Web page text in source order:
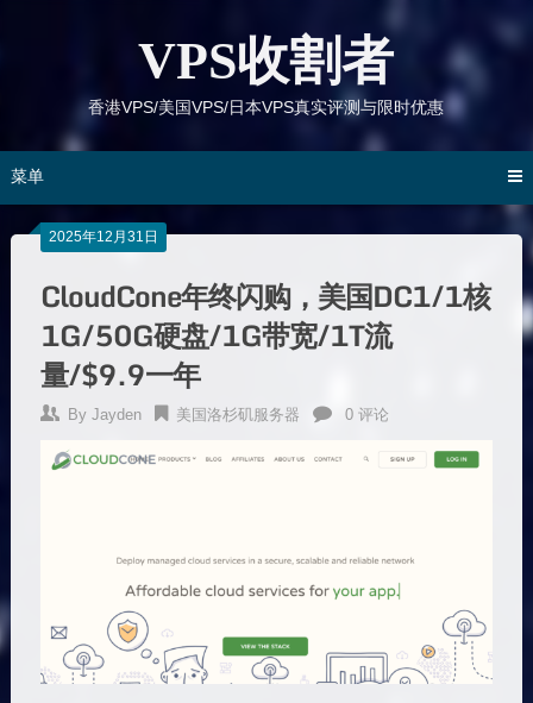
VPS收割者
香港VPS/美国VPS/日本VPS真实评测与限时优惠
菜单
2025年12月31日
CloudCone年终闪购，美国DC1/1核
1G/50G硬盘/1G带宽/1T流
量/$9.9一年
By Jayden 美国洛杉矶服务器 0 评论